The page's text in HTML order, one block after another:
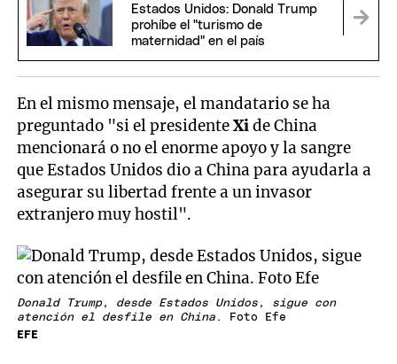
Estados Unidos: Donald Trump
prohíbe el "turismo de
maternidad" en el país
En el mismo mensaje, el mandatario se ha
preguntado "si el presidenteXide China
mencionará o no el enorme apoyo y la sangre
que Estados Unidos dio a China para ayudarla a
asegurar su libertad frente a un invasor
extranjero muy hostil".
Donald Trump, desde Estados Unidos, sigue con
atención el desfile en China . Foto Efe
EFE